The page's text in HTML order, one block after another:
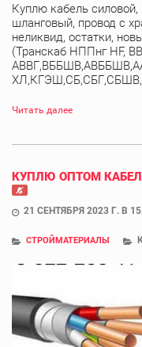
Куплю кабель силовой,
шланговый, провод с
неликвид, остатки,
(Транскаб НППнг HF,
Читать далее
КУПЛЮ ОПТОМ
21 СЕНТЯБРЯ 2023 Г. В
СТРОЙМАТЕРИАЛЫ